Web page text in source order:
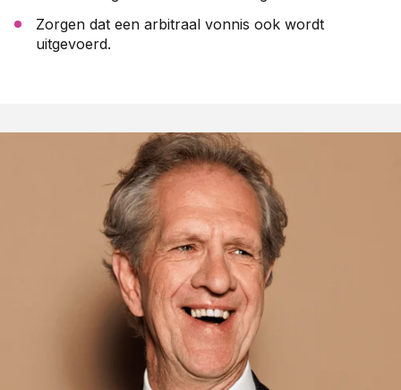
Zorgen dat een arbitraal vonnis ook wordt
uitgevoerd.